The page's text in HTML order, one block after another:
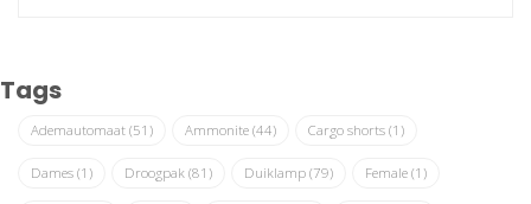
Tags
Ademautomaat (51) Ammonite (44) Cargo shorts (1)
Dames (1) Droogpak (81) Duiklamp (79) Female (1)